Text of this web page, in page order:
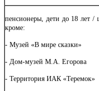
пенсионеры, дети до 18 лет /
кроме:
- Музей «В мире сказки»
- Дом-музей М.А. Егорова
- Территория ИАК «Теремок»